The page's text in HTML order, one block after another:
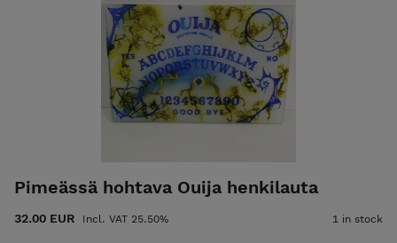
Pimeässä hohtava Ouija henkilauta
32.00 EUR Incl. VAT 25.50% 1 in stock